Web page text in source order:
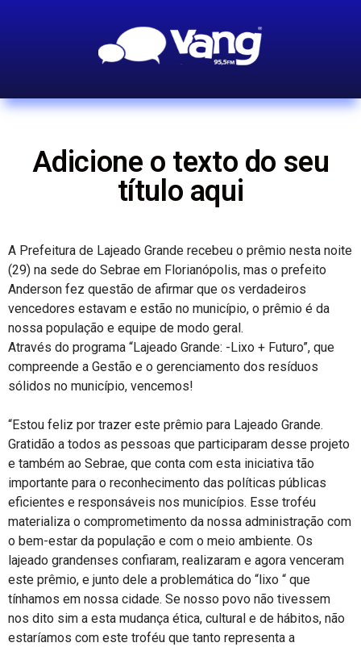
Adicione o texto do seu
título aqui
A Prefeitura de Lajeado Grande recebeu o prêmio nesta noite
(29) na sede do Sebrae em Florianópolis, mas o prefeito
Anderson fez questão de afirmar que os verdadeiros
vencedores estavam e estão no município, o prêmio é da
nossa população e equipe de modo geral.
Através do programa “Lajeado Grande: -Lixo + Futuro”, que
compreende a Gestão e o gerenciamento dos resíduos
sólidos no município, vencemos!
“Estou feliz por trazer este prêmio para Lajeado Grande.
Gratidão a todos as pessoas que participaram desse projeto
e também ao Sebrae, que conta com esta iniciativa tão
importante para o reconhecimento das políticas públicas
eficientes e responsáveis nos municípios. Esse troféu
materializa o comprometimento da nossa administração com
o bem-estar da população e com o meio ambiente. Os
lajeado grandenses confiaram, realizaram e agora venceram
este prêmio, e junto dele a problemática do “lixo “ que
tínhamos em nossa cidade. Se nosso povo não tivessem
nos dito sim a esta mudança ética, cultural e de hábitos, não
estaríamos com este troféu que tanto representa a